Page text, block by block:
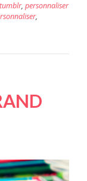
, personnaliser
,